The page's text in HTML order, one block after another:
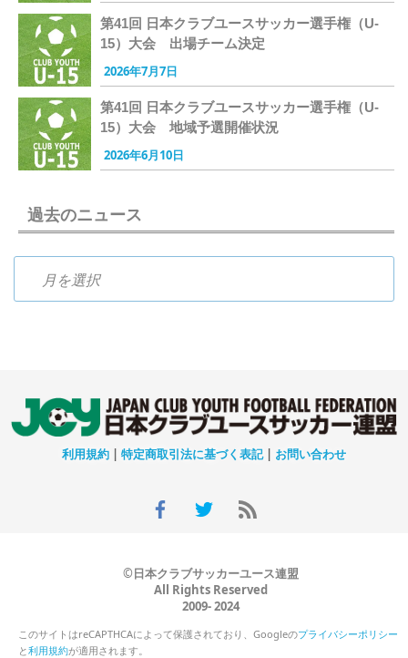
第41回 日本クラブユースサッカー選手権（U-
15）大会 出場チーム決定
2026年7月7日
第41回 日本クラブユースサッカー選手権（U-
15）大会 地域予選開催状況
2026年6月10日
過去のニュース
利用規約 | 特定商取引法に基づく表記| お問い合わせ
©日本クラブサッカーユース連盟
All Rights Reserved
2009- 2024
このサイトはreCAPTHCAによって保護されており、Googleのプライバシーポリシー
と利用規約が適用されます。